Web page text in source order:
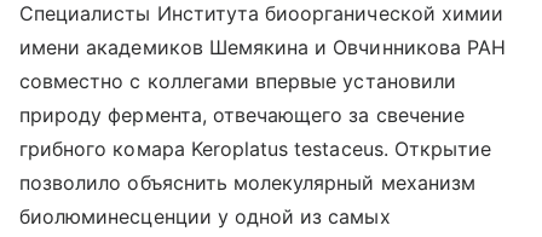
Специалисты Института биоорганической химии
имени академиков Шемякина и Овчинникова РАН
совместно с коллегами впервые установили
природу фермента, отвечающего за свечение
грибного комара Keroplatus testaceus. Открытие
позволило объяснить молекулярный механизм
биолюминесценции у одной из самых